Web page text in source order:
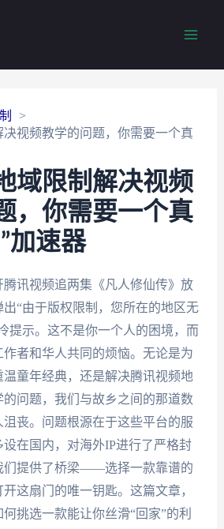
视频教学的问题，你需要一个真
域限制解决视频
，你需要一个真
加速器
腾讯视频追两集《凡人修仙传》放
“由于版权限制，您所在的地区无
提示。这不是你一个人的困境，而
者和华人共同的烦恼。无论是为
童年经典，还是解决腾讯视频地
问题，我们与故乡之间的那道数
丧。问题根源在于这些平台的服
在国内，对海外IP进行了严格封
们提供了桥梁——选择一款靠谱的
这扇门的唯一钥匙。这篇文章，
挑选一款能让你丝滑“回家”的利